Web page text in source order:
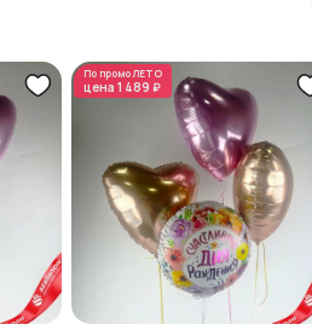
По промоЛЕТО
цена 1 489 ₽